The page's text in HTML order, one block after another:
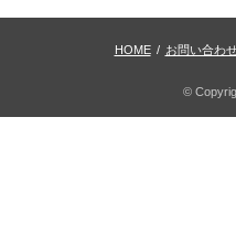
HOME / お問い合わ
©